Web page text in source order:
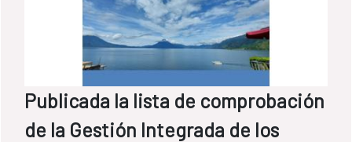
Publicada la lista de comprobación
de la Gestión Integrada de los